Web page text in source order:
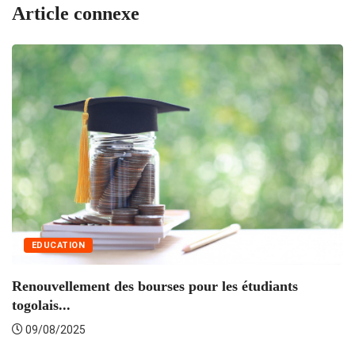
Article connexe
EDUCATION
Renouvellement des bourses pour les étudiants
togolais...
09/08/2025